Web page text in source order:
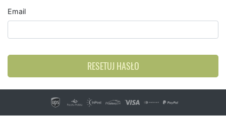
Email
RESETUJ HASŁO